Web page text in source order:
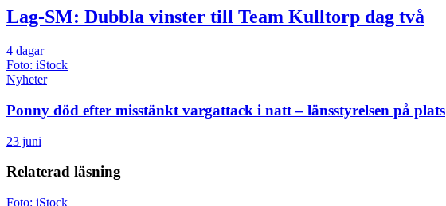
Lag-SM: Dubbla vinster till Team Kulltorp dag två
4 dagar
Foto: iStock
Nyheter
Ponny död efter misstänkt vargattack i natt – länsstyrelsen på plats
23 juni
Relaterad läsning
Foto: iStock